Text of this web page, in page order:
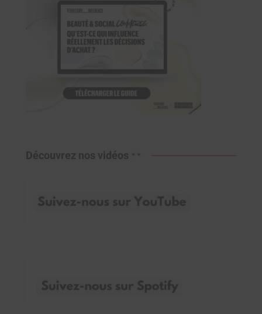
Découvrez nos vidéos